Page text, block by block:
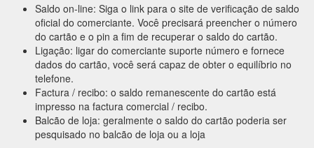
Saldo on-line: Siga o link para o site de verificação de saldo
oficial do comerciante. Você precisará preencher o número
do cartão e o pin a fim de recuperar o saldo do cartão.
Ligação: ligar do comerciante suporte número e fornece
dados do cartão, você será capaz de obter o equilíbrio no
telefone.
Factura / recibo: o saldo remanescente do cartão está
impresso na factura comercial / recibo.
Balcão de loja: geralmente o saldo do cartão poderia ser
pesquisado no balcão de loja ou a loja